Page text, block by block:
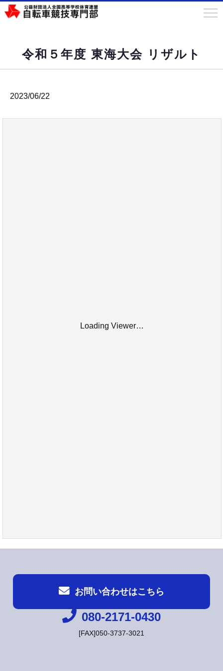
令和５年度 東海大会 リザルト
2023/06/22
Loading Viewer…
お問い合わせはこちら
080-2171-0430
[FAX]050-3737-3021